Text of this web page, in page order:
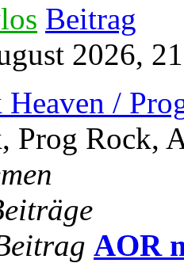
2026,
/
Prog Rock,
AOR